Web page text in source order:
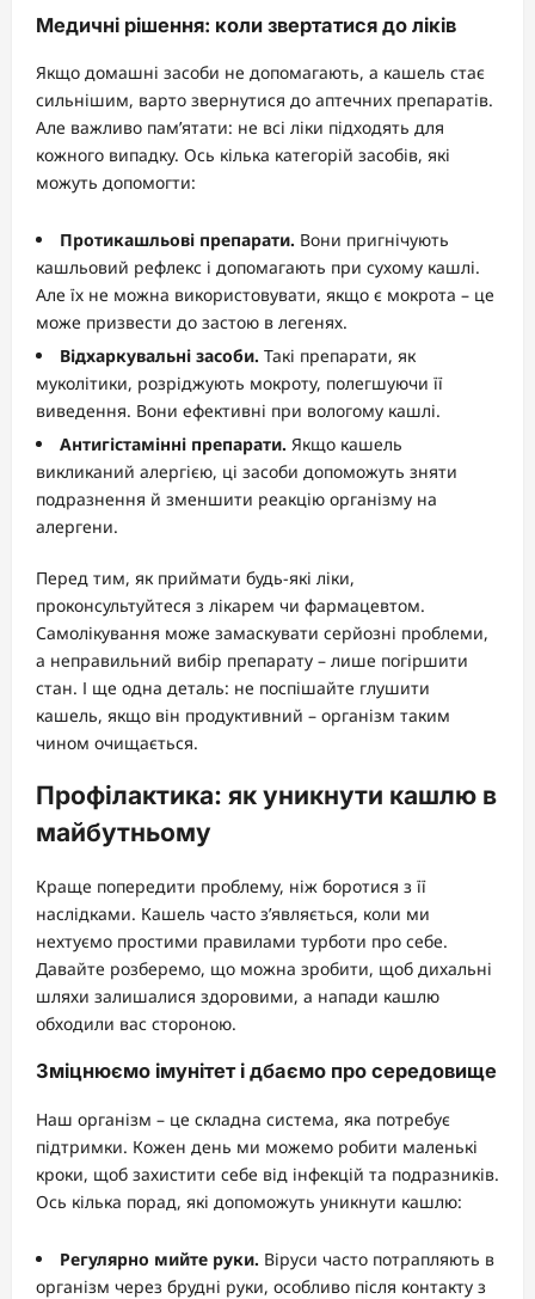
Медичні рішення: коли звертатися до ліків
Якщо домашні засоби не допомагають, а кашель стає
сильнішим, варто звернутися до аптечних препаратів.
Але важливо пам’ятати: не всі ліки підходять для
кожного випадку. Ось кілька категорій засобів, які
можуть допомогти:
Протикашльові препарати. Вони пригнічують
кашльовий рефлекс і допомагають при сухому кашлі.
Але їх не можна використовувати, якщо є мокрота – це
може призвести до застою в легенях.
Відхаркувальні засоби. Такі препарати, як
муколітики, розріджують мокроту, полегшуючи її
виведення. Вони ефективні при вологому кашлі.
Антигістамінні препарати. Якщо кашель
викликаний алергією, ці засоби допоможуть зняти
подразнення й зменшити реакцію організму на
алергени.
Перед тим, як приймати будь-які ліки,
проконсультуйтеся з лікарем чи фармацевтом.
Самолікування може замаскувати серйозні проблеми,
а неправильний вибір препарату – лише погіршити
стан. І ще одна деталь: не поспішайте глушити
кашель, якщо він продуктивний – організм таким
чином очищається.
Профілактика: як уникнути кашлю в
майбутньому
Краще попередити проблему, ніж боротися з її
наслідками. Кашель часто з’являється, коли ми
нехтуємо простими правилами турботи про себе.
Давайте розберемо, що можна зробити, щоб дихальні
шляхи залишалися здоровими, а напади кашлю
обходили вас стороною.
Зміцнюємо імунітет і дбаємо про середовище
Наш організм – це складна система, яка потребує
підтримки. Кожен день ми можемо робити маленькі
кроки, щоб захистити себе від інфекцій та подразників.
Ось кілька порад, які допоможуть уникнути кашлю:
Регулярно мийте руки. Віруси часто потрапляють в
організм через брудні руки, особливо після контакту з